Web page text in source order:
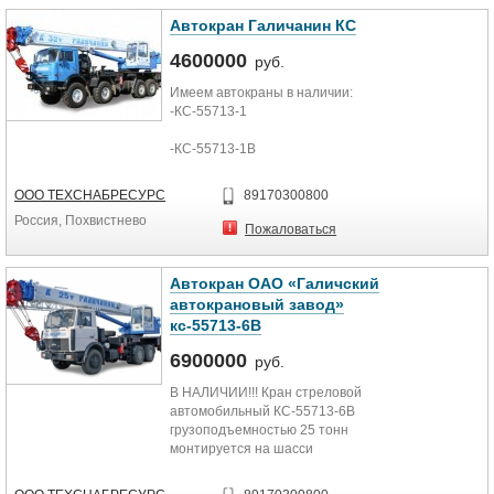
4000 (мм.)
Ширина передней колеи
2605 (мм.)
Ширина задней колеи
2605 (мм.)
Стандарт
50
Максимальная скорость
Автокран Галичанин КС
4600000 руб.
Имеем автокраны в наличии:
-КС-55713-1
-КС-55713-1В
-КС-55713-6В
-КС-55713-5
-КС-55729-1В
-КС-65713-5
Подробности по телефону.
Реальным покупателям хорошие
скидки.
ООО ТЕХСНАБРЕСУРС
Россия, Похвистнево
89170300800
Пожаловаться
Автокран ОАО «Галичский
автокрановый завод»
кс-55713-6В
6900000 руб.
В НАЛИЧИИ!!! Кран стреловой
автомобильный КС-55713-6В
грузоподъемностью 25 тонн
монтируется на шасси
длина стрелы 28 м. Предназначен